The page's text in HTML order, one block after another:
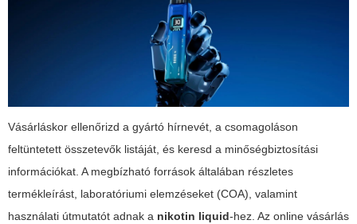
Vásárláskor ellenőrizd a gyártó hírnevét, a csomagoláson
feltüntetett összetevők listáját, és keresd a minőségbiztosítási
információkat. A megbízható források általában részletes
termékleírást, laboratóriumi elemzéseket (COA), valamint
használati útmutatót adnak a nikotin liquid-hez. Az online vásárlás